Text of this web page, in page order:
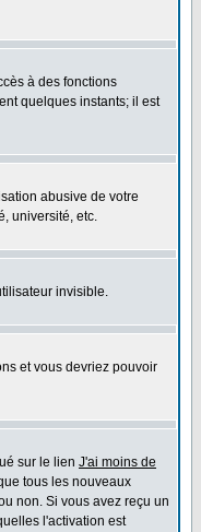
à des fonctions
quelques instants; il est
abusive de votre
université, etc.
invisible.
et vous devriez pouvoir
sur le lien J'ai moins de
tous les nouveaux
non. Si vous avez reçu un
l'activation est